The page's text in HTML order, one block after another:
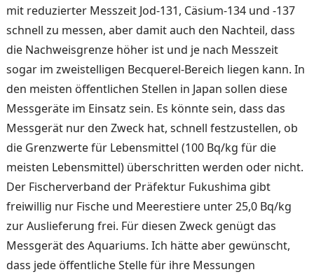
mit reduzierter Messzeit Jod-131, Cäsium-134 und -137
schnell zu messen, aber damit auch den Nachteil, dass
die Nachweisgrenze höher ist und je nach Messzeit
sogar im zweistelligen Becquerel-Be­reich liegen kann. In
den meisten öffentlichen Stellen in Japan sollen diese
Messgeräte im Einsatz sein. Es könnte sein, dass das
Messgerät nur den Zweck hat, schnell festzu­stellen, ob
die Grenzwerte für Lebensmittel (100 Bq/kg für die
meisten Lebensmittel) über­schritten werden oder nicht.
Der Fischerverband der Prä­fektur Fukushima gibt
freiwil­lig nur Fische und Meerestiere unter 25,0 Bq/kg
zur Auslie­ferung frei. Für diesen Zweck genügt das
Messgerät des Aquariums. Ich hätte aber ge­wünscht,
dass jede öffentliche Stelle für ihre Messungen